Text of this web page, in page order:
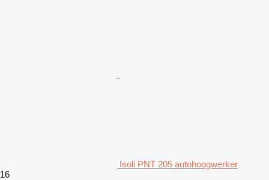
Isoli PNT 205 autohoogwerker
16